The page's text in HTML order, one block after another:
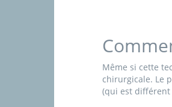
Même si cette
chirurgicale. Le
(qui est différent